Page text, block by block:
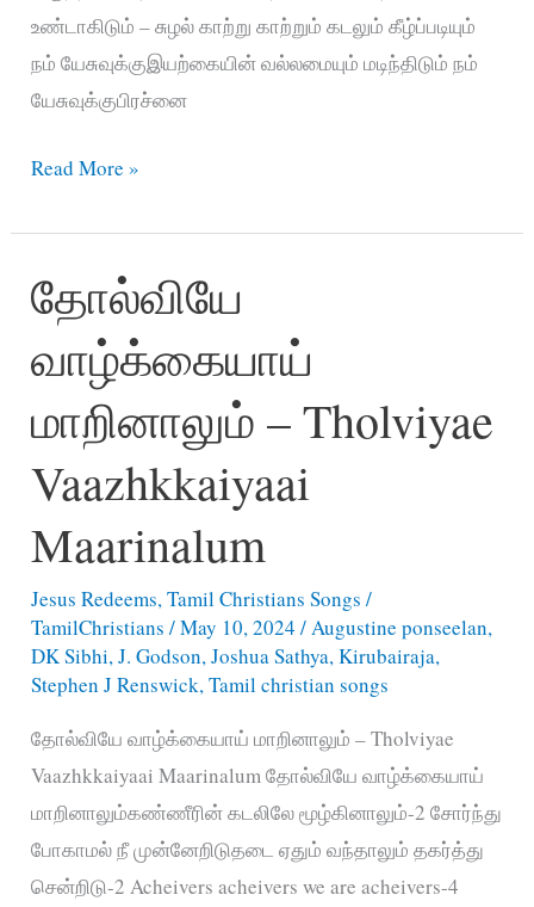
உண்டாகிடும் – சுழல் காற்று காற்றும் கடலும் கீழ்ப்படியும்
நம் யேசுவுக்குஇயற்கையின் வல்லமையும் மடிந்திடும் நம்
யேசுவுக்குபிரச்னை
சுழல்
எழுந்தாலும்
–
Suzhal
kaatru
Elunthalum
Read More »
தோல்வியே
வாழ்க்கையாய்
மாறினாலும் – Tholviyae
Vaazhkkaiyaai
Maarinalum
Jesus Redeems,Tamil Christians Songs /
TamilChristians/May 10, 2024/ Augustine ponseelan,
DK Sibhi,J. Godson,Joshua Sathya,Kirubairaja,
Stephen J Renswick,Tamil christian songs
தோல்வியே வாழ்க்கையாய் மாறினாலும் – Tholviyae
Vaazhkkaiyaai Maarinalum தோல்வியே வாழ்க்கையாய்
மாறினாலும்கண்ணீரின் கடலிலே மூழ்கினாலும்-2 சோர்ந்து
போகாமல் நீ முன்னேறிடுதடை ஏதும் வந்தாலும் தகர்த்து
சென்றிடு-2 Acheivers acheivers we are acheivers-4